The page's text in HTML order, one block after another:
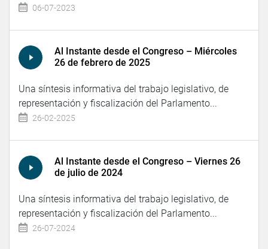
06-07-2023
Al Instante desde el Congreso – Miércoles
26 de febrero de 2025
Una síntesis informativa del trabajo legislativo, de
representación y fiscalización del Parlamento...
26-02-2025
Al Instante desde el Congreso – Viernes 26
de julio de 2024
Una síntesis informativa del trabajo legislativo, de
representación y fiscalización del Parlamento...
26-07-2024